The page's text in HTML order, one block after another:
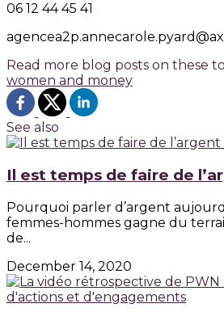
06 12 44 45 41
Read more blog posts on these
women and money
See also
Il est temps de faire de
Pourquoi parler d’argent
femmes-hommes gagne du
de...
December 14, 2020